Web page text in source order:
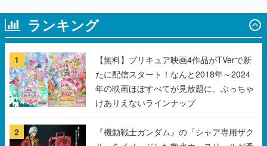
1
【無料】プリキュア映画4作品がTVerで新
たに配信スタート！なんと2018年～2024
年の映画ほぼすべてが見放題に、ぶっちゃ
けありえないラインナップ
2
『機動戦士ガンダム』の「シャア専用ザク
Ⅱ」をイメージした散水ホースリールが予
約開始。本体にはシャアのパーソナルマー
クやジオン公国軍のエンブレム、型式番号